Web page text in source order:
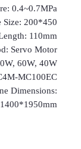
0.4~0.7MPa.
Size: 200*450
110mm.
Servo Motor
60W, 40W
MC100EC
Dimensions: